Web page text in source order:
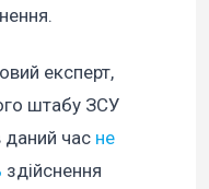
експерт,
штабу ЗСУ
даний час не
здійснення